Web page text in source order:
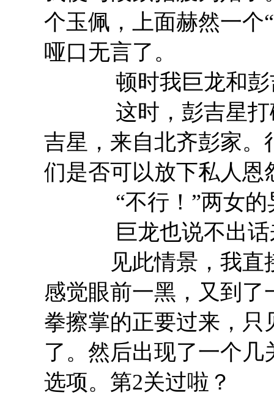
个玉佩，上面赫然一个
哑口无言了。
顿时我巨龙和彭吉
这时，彭吉星打破
吉星，来自北齐彭家。
们是否可以放下私人恩
“不行！”两女的异
巨龙也说不出话
见此情景，我直接
感觉眼前一黑，又到了
拳擦掌的正要过来，只
了。然后出现了一个
选项。第2关过啦？